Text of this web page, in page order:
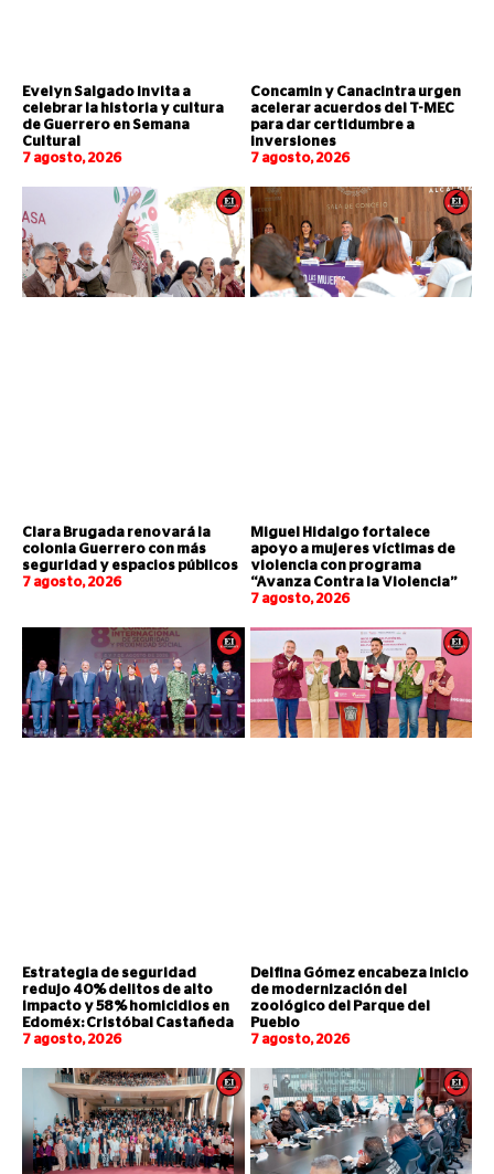
Evelyn Salgado invita a
celebrar la historia y cultura
de Guerrero en Semana
Cultural
7 agosto, 2026
Concamin y Canacintra urgen
acelerar acuerdos del T-MEC
para dar certidumbre a
inversiones
7 agosto, 2026
Clara Brugada renovará la
colonia Guerrero con más
seguridad y espacios públicos
7 agosto, 2026
Miguel Hidalgo fortalece
apoyo a mujeres víctimas de
violencia con programa
“Avanza Contra la Violencia”
7 agosto, 2026
Estrategia de seguridad
redujo 40% delitos de alto
impacto y 58% homicidios en
Edoméx: Cristóbal Castañeda
7 agosto, 2026
Delfina Gómez encabeza inicio
de modernización del
zoológico del Parque del
Pueblo
7 agosto, 2026